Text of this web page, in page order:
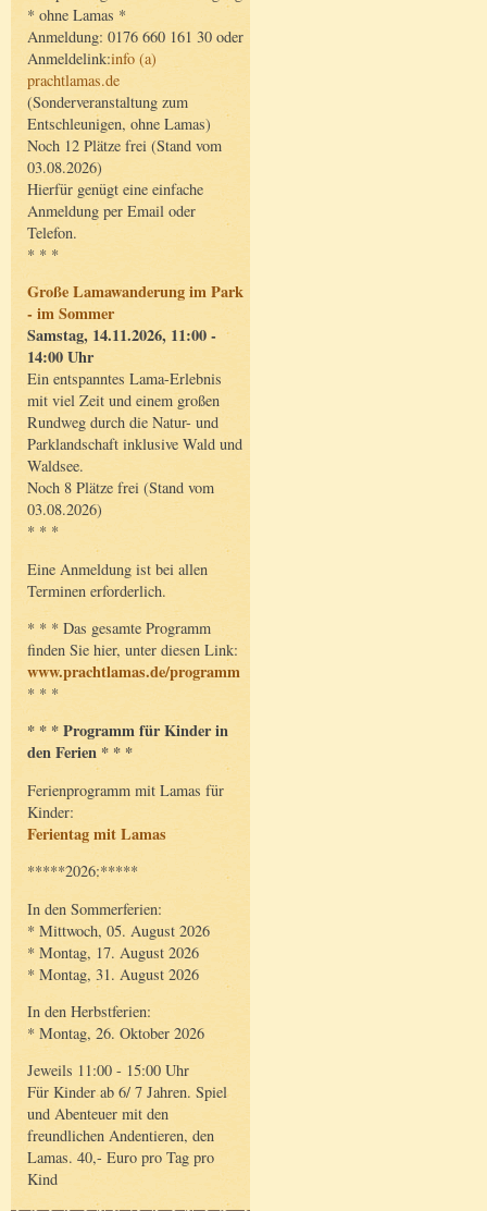
* ohne Lamas *
Anmeldung: 0176 660 161 30 oder
Anmeldelink:info (a)
prachtlamas.de
(Sonderveranstaltung zum
Entschleunigen, ohne Lamas)
Noch 12 Plätze frei (Stand vom
03.08.2026)
Hierfür genügt eine einfache
Anmeldung per Email oder
Telefon.
* * *
Große Lamawanderung im Park
- im Sommer
Samstag, 14.11.2026, 11:00 -
14:00 Uhr
Ein entspanntes Lama-Erlebnis
mit viel Zeit und einem großen
Rundweg durch die Natur- und
Parklandschaft inklusive Wald und
Waldsee.
Noch 8 Plätze frei (Stand vom
03.08.2026)
* * *
Eine Anmeldung ist bei allen
Terminen erforderlich.
* * * Das gesamte Programm
finden Sie hier, unter diesen Link:
www.prachtlamas.de/programm
* * *
* * * Programm für Kinder in
den Ferien * * *
Ferienprogramm mit Lamas für
Kinder:
Ferientag mit Lamas
*****2026:*****
In den Sommerferien:
* Mittwoch, 05. August 2026
* Montag, 17. August 2026
* Montag, 31. August 2026
In den Herbstferien:
* Montag, 26. Oktober 2026
Jeweils 11:00 - 15:00 Uhr
Für Kinder ab 6/ 7 Jahren. Spiel
und Abenteuer mit den
freundlichen Andentieren, den
Lamas. 40,- Euro pro Tag pro
Kind